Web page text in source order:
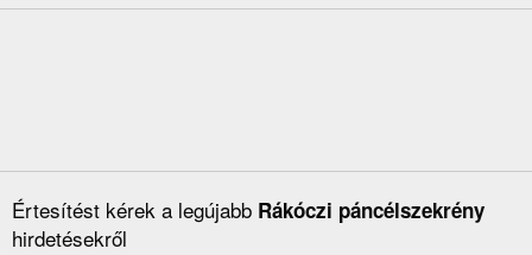
Értesítést kérek a legújabb Rákóczi páncélszekrény
hirdetésekről